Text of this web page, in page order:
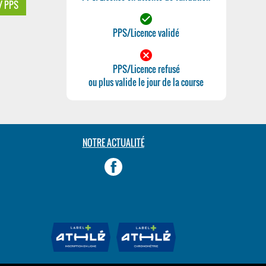
PPS
check_circle
PPS/Licence validé
cancel
PPS/Licence refusé
ou plus valide le jour de la course
NOTRE ACTUALITÉ